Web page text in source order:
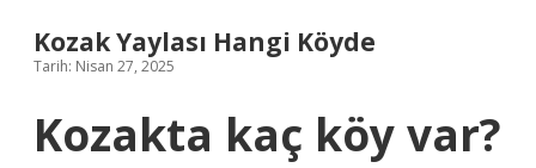
Kozak Yaylası Hangi Köyde
Tarih: Nisan 27, 2025
Kozakta kaç köy var?